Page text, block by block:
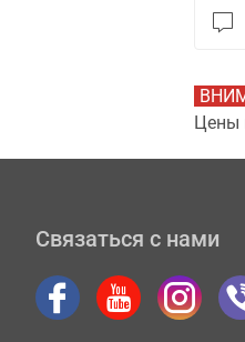
Цены
Связаться с нами